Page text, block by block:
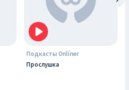
Подкасты Onlíner
Прослушка